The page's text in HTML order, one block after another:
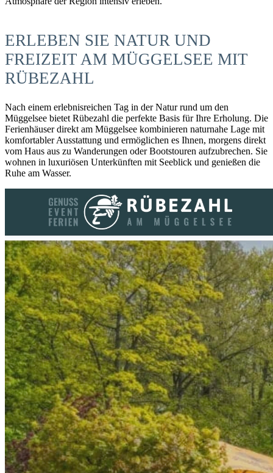
ERLEBEN SIE NATUR UND
FREIZEIT AM MÜGGELSEE MIT
RÜBEZAHL
Nach einem erlebnisreichen Tag in der Natur rund um den
Müggelsee bietet Rübezahl die perfekte Basis für Ihre Erholung. Die
Ferienhäuser direkt am Müggelsee kombinieren naturnahe Lage mit
komfortabler Ausstattung und ermöglichen es Ihnen, morgens direkt
vom Haus aus zu Wanderungen oder Bootstouren aufzubrechen. Sie
wohnen in luxuriösen Unterkünften mit Seeblick und genießen die
Ruhe am Wasser.